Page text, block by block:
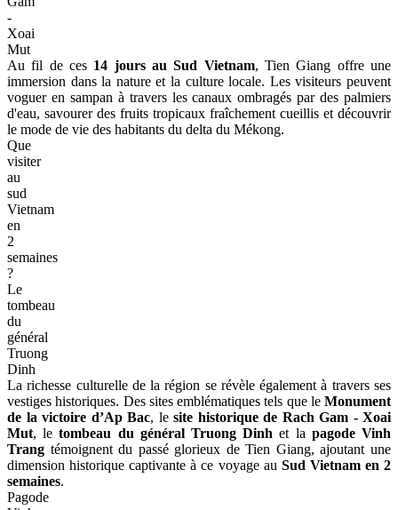
-
Xoai
Mut
Au fil de ces 14 jours au Sud Vietnam, Tien Giang offre une
immersion dans la nature et la culture locale. Les visiteurs peuvent
voguer en sampan à travers les canaux ombragés par des palmiers
d'eau, savourer des fruits tropicaux fraîchement cueillis et découvrir
le mode de vie des habitants du delta du Mékong.
Que
visiter
au
sud
Vietnam
en
2
semaines
?
Le
tombeau
du
général
Truong
Dinh
La richesse culturelle de la région se révèle également à travers ses
vestiges historiques. Des sites emblématiques tels que le Monument
de la victoire d’Ap Bac, le site historique de Rach Gam - Xoai
Mut, letombeau du général Truong Dinh et la pagode Vinh
Trang témoignent du passé glorieux de Tien Giang, ajoutant une
dimension historique captivante à ce voyage au Sud Vietnam en 2
semaines.
Pagode